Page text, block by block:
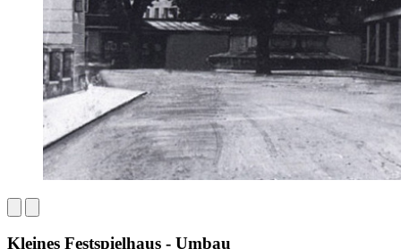
Kleines Festspielhaus - Umbau